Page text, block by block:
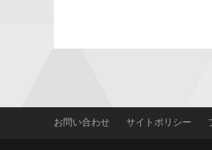
お問い合わせ サイトポリシー